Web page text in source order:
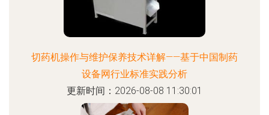
切药机操作与维护保养技术详解——基于中国制药
设备网行业标准实践分析
更新时间：2026-08-08 11:30:01